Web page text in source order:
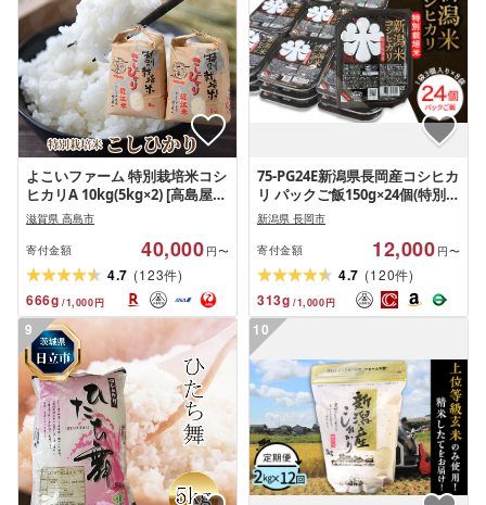
よこいファーム 特別栽培米コシ
ヒカリA 10kg(5kg×2) [高島屋選
定品]
滋賀県 高島市
寄付金額 40,000 円〜
4.7 (123件)
666g /1,000円
75-PG24E新潟県長岡産コシヒカ
リ パックご飯150g×24個(特別栽
培米)
新潟県 長岡市
寄付金額 12,000 円〜
4.7 (120件)
313g /1,000円
9 10